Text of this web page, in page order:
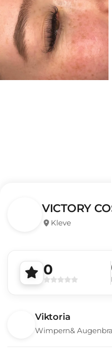
VICTORY
Kleve
0
Viktoria
Wimpern&